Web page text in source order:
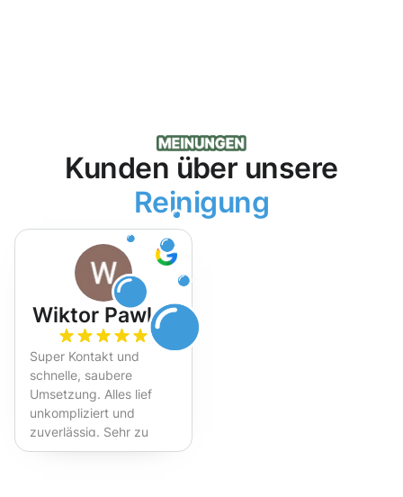
Kunden über unsere
Reinigung
Wiktor Pawlak
Super Kontakt und
schnelle, saubere
Umsetzung. Alles lief
unkompliziert und
zuverlässig. Sehr zu
empfehlen!